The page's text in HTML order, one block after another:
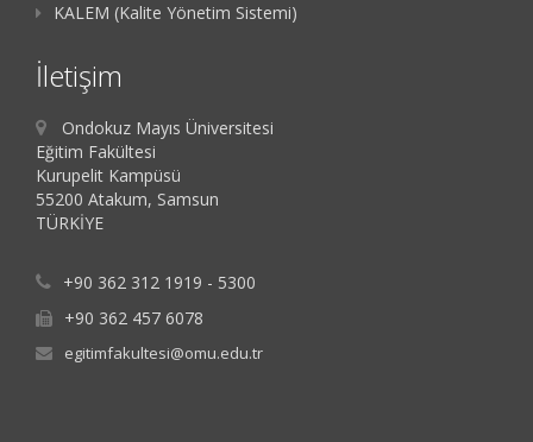
KALEM (Kalite Yönetim Sistemi)
İletişim
Ondokuz Mayıs Üniversitesi
Eğitim Fakültesi
Kurupelit Kampüsü
55200 Atakum, Samsun
TÜRKİYE
+90 362 312 1919 - 5300
+90 362 457 6078
egitimfakultesi@omu.edu.tr